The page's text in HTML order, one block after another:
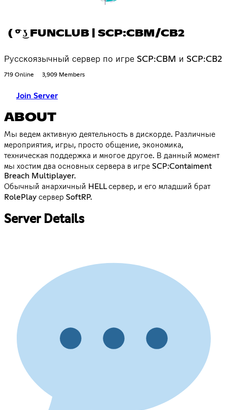
( ͡° ͜ʖ FUNCLUB | SCP:CBM/CB2
Русскоязычный сервер по игре SCP:CBM и SCP:CB2
719 Online 3,909 Members
Join Server
ABOUT
Мы ведем активную деятельность в дискорде. Различные
мероприятия, игры, просто общение, экономика,
техническая поддержка и многое другое. В данный момент
мы хостим два основных сервера в игре SCP:Contaiment
Breach Multiplayer.
Обычный анархичный HELL сервер, и его младший брат
RolePlay сервер SoftRP.
Server Details